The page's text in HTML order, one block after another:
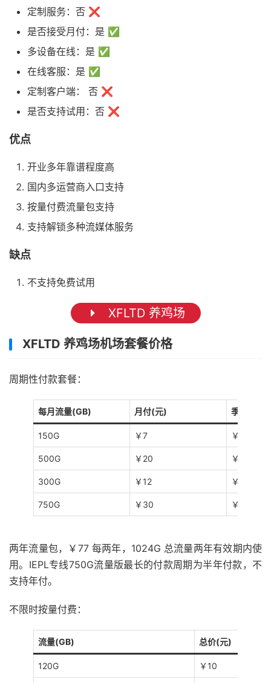
定制服务：否 ❌
是否接受月付：是 ✅
多设备在线：是 ✅
在线客服：是 ✅
定制客户端： 否 ❌
是否支持试用：否 ❌
优点
开业多年靠谱程度高
国内多运营商入口支持
按量付费流量包支持
支持解锁多种流媒体服务
缺点
不支持免费试用
XFLTD 养鸡场
XFLTD 养鸡场机场套餐价格
周期性付款套餐：
每月流量(GB) 月付(元) 季度(元)
150G ￥7 ￥21
500G ￥20 ￥60
300G ￥12 ￥36
750G ￥30 ￥90
两年流量包，￥77 每两年，1024G 总流量两年有效期内使
用。IEPL专线750G流量版最长的付款周期为半年付款，不
支持年付。
不限时按量付费：
流量(GB) 总价(元)
120G ￥10